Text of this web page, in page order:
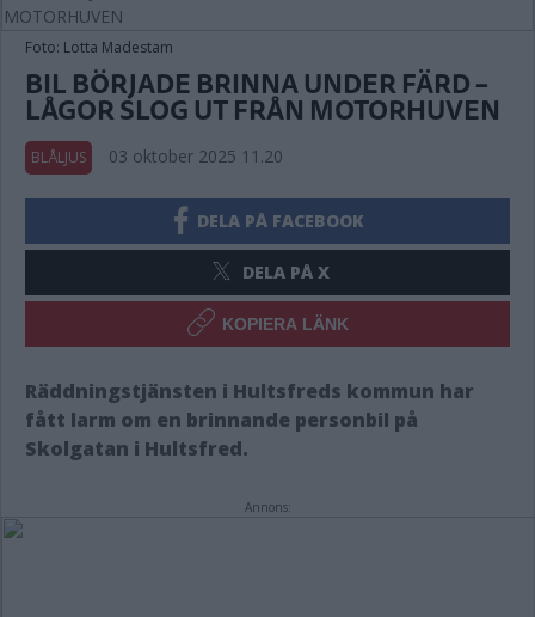
Foto: Lotta Madestam
BIL BÖRJADE BRINNA UNDER FÄRD –
LÅGOR SLOG UT FRÅN MOTORHUVEN
BLÅLJUS 03 oktober 2025 11.20
DELA PÅ FACEBOOK
DELA PÅ X
KOPIERA LÄNK
Räddningstjänsten i Hultsfreds kommun har
fått larm om en brinnande personbil på
Skolgatan i Hultsfred.
Annons: